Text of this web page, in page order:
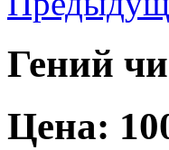
Гений
Цена: